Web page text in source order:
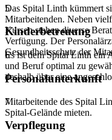
Das Spital Linth kümmert
Mitarbeitenden. Neben
Kursen stehen diverse
Verfügung. Der
Gesundheitsschutz der
5
Kinderbetreuung
Es ist dem Spital Linth ein
und Beruf optimal zu
deshalb über eine
6
Personalunterkunft
Mitarbeitende des Spital
Spital-Gelände mieten.
7
Verpflegung